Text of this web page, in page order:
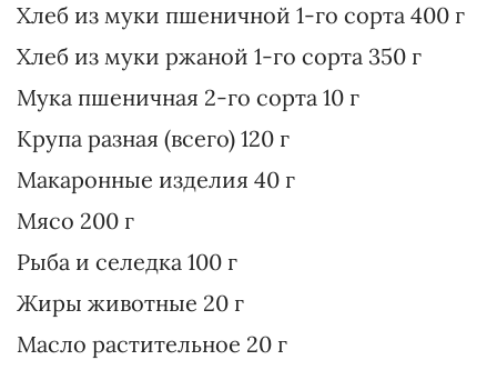
Хлеб из муки пшеничной 1-го сорта 400 г
Хлеб из муки ржаной 1-го сорта 350 г
Мука пшеничная 2-го сорта 10 г
Крупа разная (всего) 120 г
Макаронные изделия 40 г
Мясо 200 г
Рыба и селедка 100 г
Жиры животные 20 г
Масло растительное 20 г